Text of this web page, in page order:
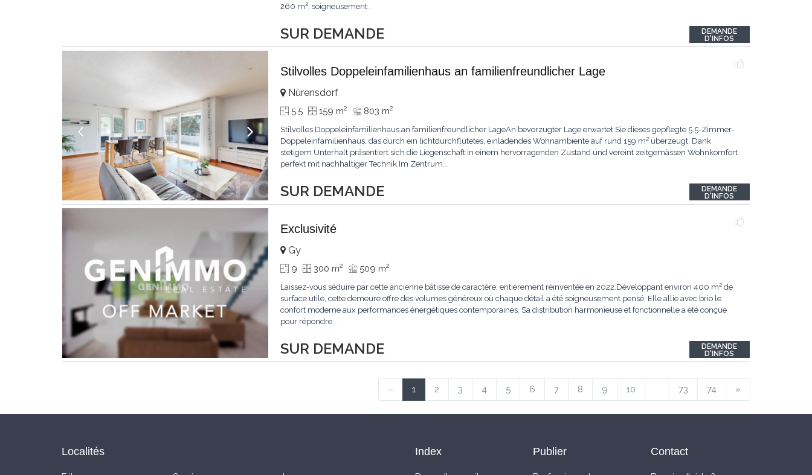
SUR DEMANDE
260 m², soigneusement...
DEMANDE
D'INFOS
Stilvolles Doppeleinfamilienhaus an familienfreundlicher Lage
SUR DEMANDE
Nürensdorf
5.5 159 m2 803 m2
Stilvolles Doppeleinfamilienhaus an familienfreundlicher LageAn bevorzugter Lage erwartet Sie dieses gepflegte 5.5-Zimmer-
Doppeleinfamilienhaus, das durch ein lichtdurchflutetes, einladendes Wohnambiente auf rund 159 m² überzeugt. Dank
stetigem Unterhalt präsentiert sich die Liegenschaft in einem hervorragenden Zustand und vereint zeitgemässen Wohnkomfort
perfekt mit nachhaltiger Technik.Im Zentrum...
DEMANDE
D'INFOS
Exclusivité
SUR DEMANDE
Gy
9 300 m2 509 m2
Laissez-vous séduire par cette ancienne bâtisse de caractère, entièrement réinventée en 2022.Développant environ 400 m² de
surface utile, cette demeure offre des volumes généreux où chaque détail a été soigneusement pensé. Elle allie avec brio le
confort moderne aux performances énergétiques contemporaines. Sa distribution harmonieuse et fonctionnelle a été conçue
pour répondre...
DEMANDE
D'INFOS
« 1 2 3 4 5 6 7 8 9 10 ... 73 74 »
Localités Index Publier Contact